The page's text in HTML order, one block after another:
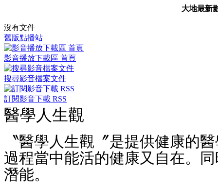
大地最新
沒有文件
舊版點播站
影音播放下載區 首頁
搜尋影音檔案文件
訂閱影音下載 RSS
醫學人生觀
〝醫學人生觀〞是提供健康的
過程當中能活的健康又自在。
潛能。